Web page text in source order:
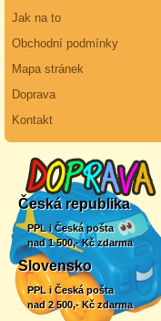
Jak na to
Obchodní podmínky
Mapa stránek
Doprava
Kontakt
Česká republika
PPL i Česká pošta
nad 1 500,- Kč zdarma
Slovensko
PPL i Česká pošta
nad 2 500,- Kč zdarma